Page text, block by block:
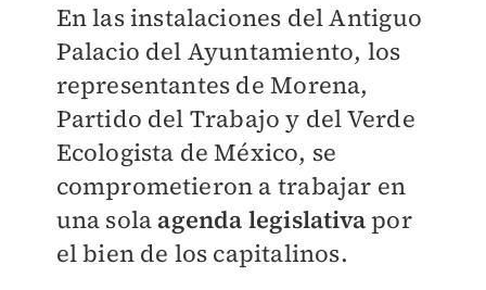
En las instalaciones del Antiguo
Palacio del Ayuntamiento, los
representantes deMorena,
Partido del Trabajo y del Verde
Ecologista de México, se
comprometieron a trabajar en
una sola agenda legislativapor
el bien de los capitalinos.